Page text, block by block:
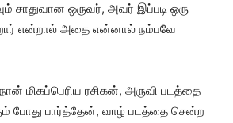
சாதுவான ஒருவர், அவர் இப்படி ஒரு
என்றால் அதை என்னால் நம்பவே
நான் மிகப்பெரிய ரசிகன், அருவி படத்தை
போது பார்த்தேன், வாழ் படத்தை சென்ற